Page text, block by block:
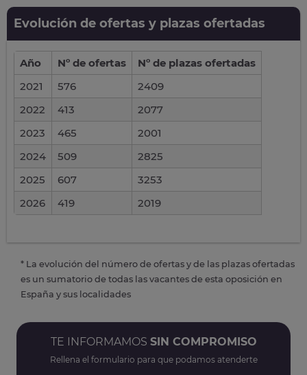
Evolución de ofertas y plazas ofertadas
Año Nº de ofertas
Nº de plazas ofertadas
2021
576
2409
2022
413
2077
2023
465
2001
2024
509
2825
2025
607
3253
2026
419 2019
* La evolución del número de ofertas y de las plazas ofertadas
es un sumatorio de todas las vacantes de esta oposición en
España y sus localidades
TE INFORMAMOS SIN COMPROMISO
Rellena el formulario para que podamos atenderte